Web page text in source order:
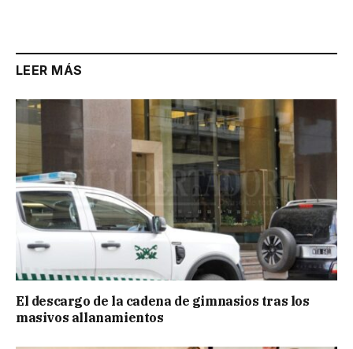
LEER MÁS
El descargo de la cadena de gimnasios tras los
masivos allanamientos